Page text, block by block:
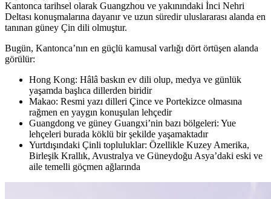
Kantonca tarihsel olarak Guangzhou ve yakınındaki İnci Nehri
Deltası konuşmalarına dayanır ve uzun süredir uluslararası alanda en
tanınan güney Çin dili olmuştur.
Bugün, Kantonca’nın en güçlü kamusal varlığı dört örtüşen alanda
görülür:
Hong Kong: Hâlâ baskın ev dili olup, medya ve günlük
yaşamda başlıca dillerden biridir
Makao: Resmi yazı dilleri Çince ve Portekizce olmasına
rağmen en yaygın konuşulan lehçedir
Guangdong ve güney Guangxi’nin bazı bölgeleri: Yue
lehçeleri burada köklü bir şekilde yaşamaktadır
Yurtdışındaki Çinli topluluklar: Özellikle Kuzey Amerika,
Birleşik Krallık, Avustralya ve Güneydoğu Asya’daki eski ve
aile temelli göçmen ağlarında